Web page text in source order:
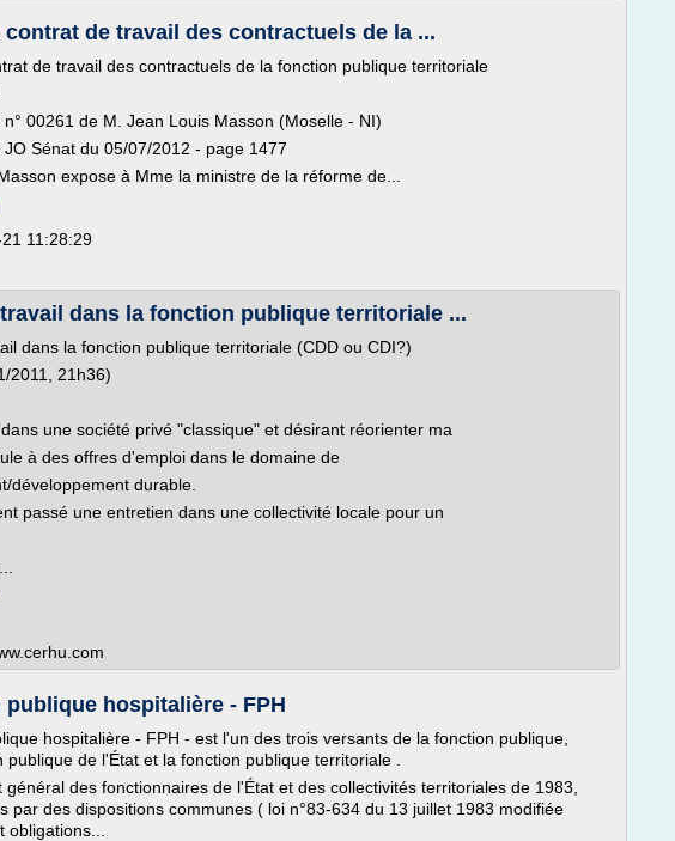
contrat de travail des contractuels de la ...
de travail des contractuels de la fonction publique territoriale
00261 de M. Jean Louis Masson (Moselle - NI)
JO Sénat du 05/07/2012 - page 1477
expose à Mme la ministre de la réforme de...
11:28:29
dans la fonction publique territoriale ...
dans la fonction publique territoriale (CDD ou CDI?)
2011, 21h36)
une société privé "classique" et désirant réorienter ma
à des offres d'emploi dans le domaine de
développement durable.
passé une entretien dans une collectivité locale pour un
hospitalière - FPH
hospitalière - FPH - est l'un des trois versants de la fonction publique,
publique de l'État et la fonction publique territoriale .
général des fonctionnaires de l'État et des collectivités territoriales de 1983,
par des dispositions communes ( loi n°83-634 du 13 juillet 1983 modifiée